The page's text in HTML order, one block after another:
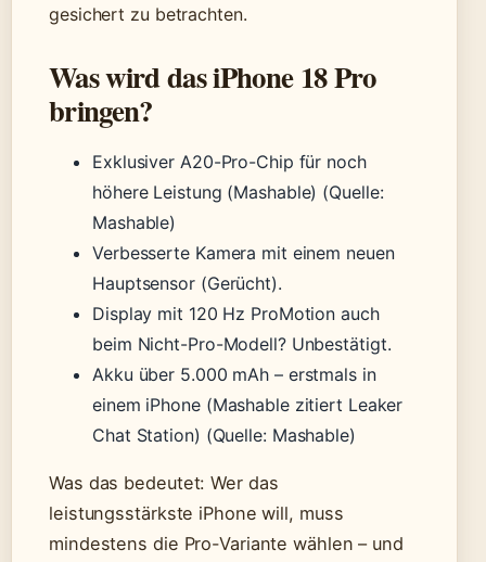
gesichert zu betrachten.
Was wird das iPhone 18 Pro
bringen?
Exklusiver A20-Pro-Chip für noch
höhere Leistung (Mashable) (Quelle:
Mashable)
Verbesserte Kamera mit einem neuen
Hauptsensor (Gerücht).
Display mit 120 Hz ProMotion auch
beim Nicht-Pro-Modell? Unbestätigt.
Akku über 5.000 mAh – erstmals in
einem iPhone (Mashable zitiert Leaker
Chat Station) (Quelle: Mashable)
Was das bedeutet: Wer das
leistungsstärkste iPhone will, muss
mindestens die Pro-Variante wählen – und